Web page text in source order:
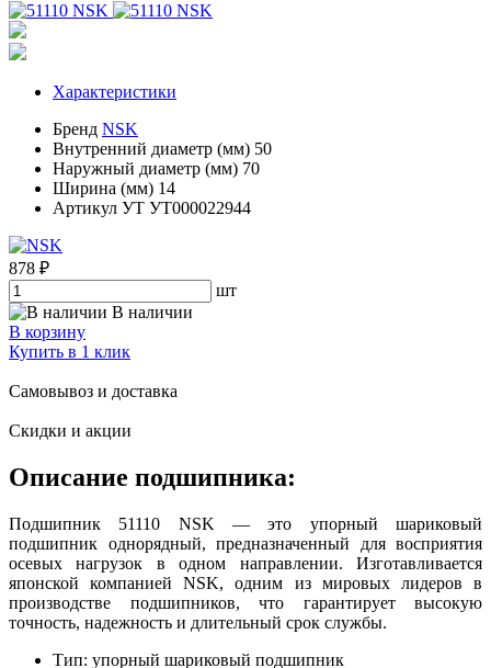
Характеристики
Бренд NSK
Внутренний диаметр (мм) 50
Наружный диаметр (мм) 70
Ширина (мм) 14
Артикул УТ УТ000022944
878 ₽
шт
В наличии
В корзину
Купить в 1 клик
Самовывоз и доставка
Скидки и акции
Описание подшипника:
Подшипник 51110 NSK — это упорный шариковый
подшипник однорядный, предназначенный для восприятия
осевых нагрузок в одном направлении. Изготавливается
японской компанией NSK, одним из мировых лидеров в
производстве подшипников, что гарантирует высокую
точность, надежность и длительный срок службы.
Тип: упорный шариковый подшипник